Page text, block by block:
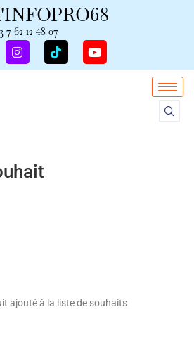
7 62 12 48 07
ajouté à la liste de souhaits